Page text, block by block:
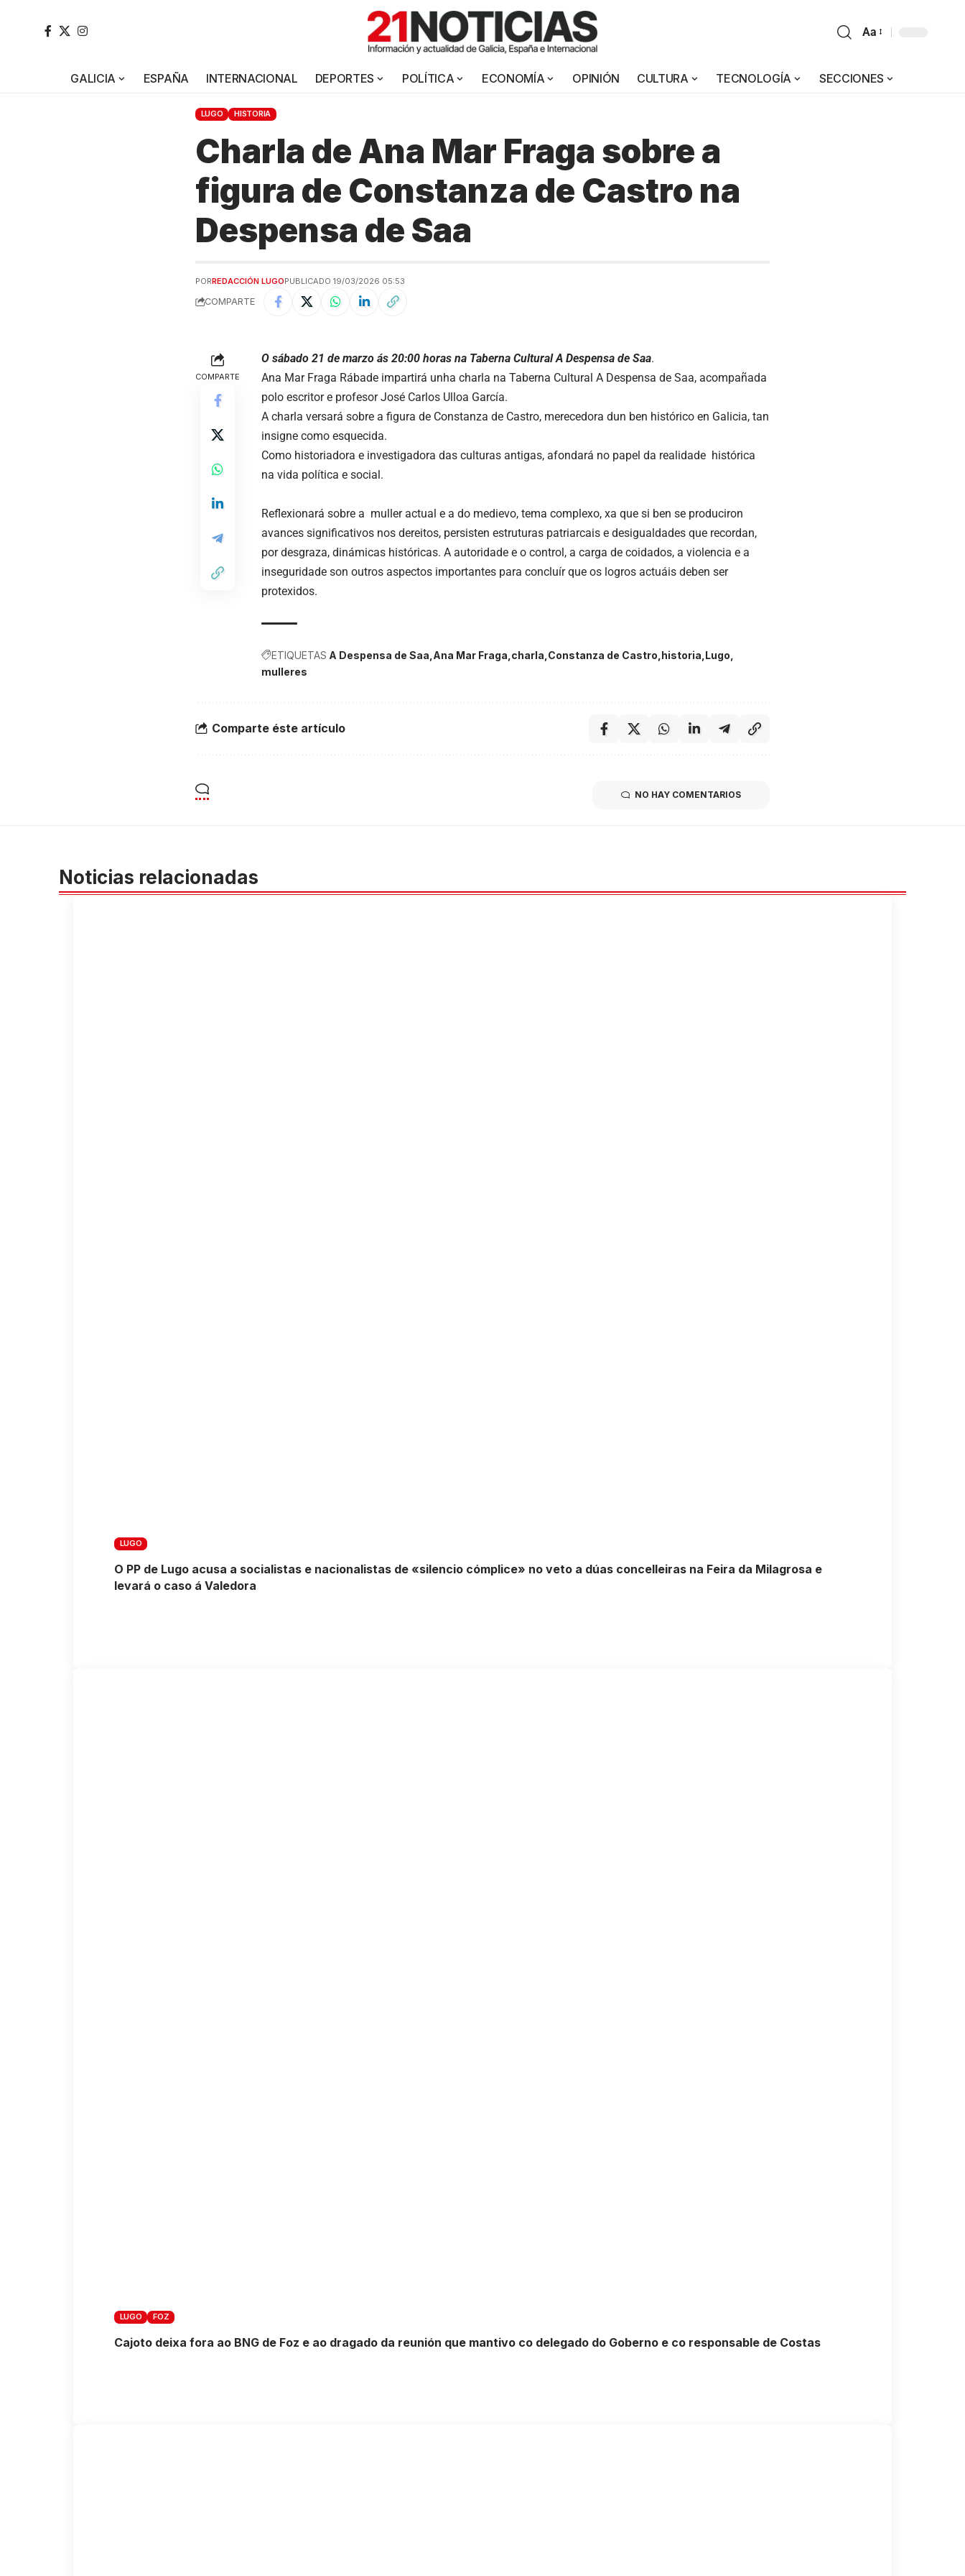
Aa
GALICIA ESPAÑA INTERNACIONAL DEPORTES POLÍTICA ECONOMÍA OPINIÓN CULTURA TECNOLOGÍA SECCIONES
LUGO HISTORIA
Charla de Ana Mar Fraga sobre a
figura de Constanza de Castro na
Despensa de Saa
PORREDACCIÓN LUGOPUBLICADO 19/03/2026 05:53
COMPARTE
COMPARTE
O sábado 21 de marzo ás 20:00 horas na Taberna Cultural A Despensa de Saa.
Ana Mar Fraga Rábade impartirá unha charla na Taberna Cultural A Despensa de Saa, acompañada
polo escritor e profesor José Carlos Ulloa García.
A charla versará sobre a figura de Constanza de Castro, merecedora dun ben histórico en Galicia, tan
insigne como esquecida.
Como historiadora e investigadora das culturas antigas, afondará no papel da realidade histórica
na vida política e social.
Reflexionará sobre a muller actual e a do medievo, tema complexo, xa que si ben se produciron
avances significativos nos dereitos, persisten estruturas patriarcais e desigualdades que recordan,
por desgraza, dinámicas históricas. A autoridade e o control, a carga de coidados, a violencia e a
inseguridade son outros aspectos importantes para concluír que os logros actuáis deben ser
protexidos.
ETIQUETAS A Despensa de Saa Ana Mar Fraga charla Constanza de Castro historia Lugo
mulleres
Comparte éste artículo
NO HAY COMENTARIOS
Noticias relacionadas
LUGO
O PP de Lugo acusa a socialistas e nacionalistas de «silencio cómplice» no veto a dúas concelleiras na Feira da Milagrosa e
levará o caso á Valedora
LUGO FOZ
Cajoto deixa fora ao BNG de Foz e ao dragado da reunión que mantivo co delegado do Goberno e co responsable de Costas